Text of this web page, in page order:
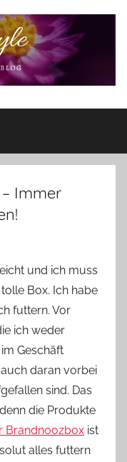
Immer
n
Y
v
o
n
n
e
und ich muss
Box. Ich habe
futtern. Vor
ich weder
Geschäft
daran vorbei
sind. Das
die Produkte
Brandnoozbox ist
alles futtern